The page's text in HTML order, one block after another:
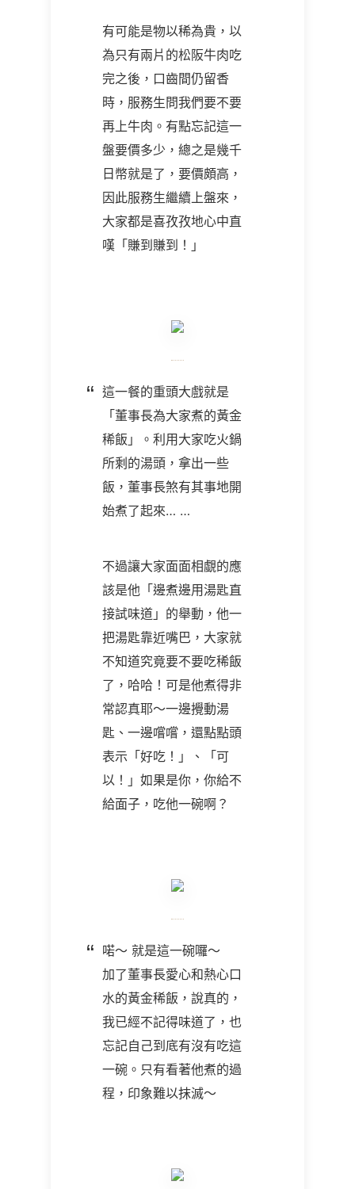
有可能是物以稀為貴，以
為只有兩片的松阪牛肉吃
完之後，口齒間仍留香
時，服務生問我們要不要
再上牛肉。有點忘記這一
盤要價多少，總之是幾千
日幣就是了，要價頗高，
因此服務生繼續上盤來，
大家都是喜孜孜地心中直
嘆「賺到賺到！」
這一餐的重頭大戲就是
「董事長為大家煮的黃金
稀飯」。利用大家吃火鍋
所剩的湯頭，拿出一些
飯，董事長煞有其事地開
始煮了起來… …
不過讓大家面面相覷的應
該是他「邊煮邊用湯匙直
接試味道」的舉動，他一
把湯匙靠近嘴巴，大家就
不知道究竟要不要吃稀飯
了，哈哈！可是他煮得非
常認真耶～一邊攪動湯
匙、一邊嚐嚐，還點點頭
表示「好吃！」、「可
以！」如果是你，你給不
給面子，吃他一碗啊？
喏～ 就是這一碗囉～
加了董事長愛心和熱心口
水的黃金稀飯，說真的，
我已經不記得味道了，也
忘記自己到底有沒有吃這
一碗。只有看著他煮的過
程，印象難以抹滅～